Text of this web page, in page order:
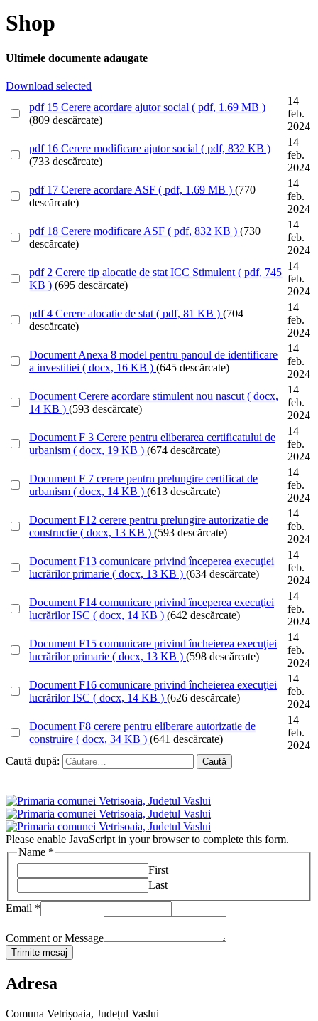
Shop
Ultimele documente adaugate
Download selected
pdf 15 Cerere acordare ajutor social ( pdf, 1.69 MB )
(809 descărcate)
14
feb.
2024
pdf 16 Cerere modificare ajutor social ( pdf, 832 KB )
(733 descărcate)
14
feb.
2024
pdf 17 Cerere acordare ASF ( pdf, 1.69 MB ) (770
descărcate)
14
feb.
2024
pdf 18 Cerere modificare ASF ( pdf, 832 KB ) (730
descărcate)
14
feb.
2024
pdf 2 Cerere tip alocatie de stat ICC Stimulent ( pdf, 745
KB ) (695 descărcate)
14
feb.
2024
pdf 4 Cerere alocatie de stat ( pdf, 81 KB ) (704
descărcate)
14
feb.
2024
Document Anexa 8 model pentru panoul de identificare
a investitiei ( docx, 16 KB ) (645 descărcate)
14
feb.
2024
Document Cerere acordare stimulent nou nascut ( docx,
14 KB ) (593 descărcate)
14
feb.
2024
Document F 3 Cerere pentru eliberarea certificatului de
urbanism ( docx, 19 KB ) (674 descărcate)
14
feb.
2024
Document F 7 cerere pentru prelungire certificat de
urbanism ( docx, 14 KB ) (613 descărcate)
14
feb.
2024
Document F12 cerere pentru prelungire autorizatie de
constructie ( docx, 13 KB ) (593 descărcate)
14
feb.
2024
Document F13 comunicare privind începerea execuţiei
lucrărilor primarie ( docx, 13 KB ) (634 descărcate)
14
feb.
2024
Document F14 comunicare privind începerea execuţiei
lucrărilor ISC ( docx, 14 KB ) (642 descărcate)
14
feb.
2024
Document F15 comunicare privind încheierea execuţiei
lucrărilor primarie ( docx, 13 KB ) (598 descărcate)
14
feb.
2024
Document F16 comunicare privind încheierea execuţiei
lucrărilor ISC ( docx, 14 KB ) (626 descărcate)
14
feb.
2024
Document F8 cerere pentru eliberare autorizatie de
construire ( docx, 34 KB ) (641 descărcate)
14
feb.
2024
Caută după:
Please enable JavaScript in your browser to complete this form.
Name *
First
Last
Email *
Comment or Message
Trimite mesaj
Adresa
Comuna Vetrișoaia, Județul Vaslui